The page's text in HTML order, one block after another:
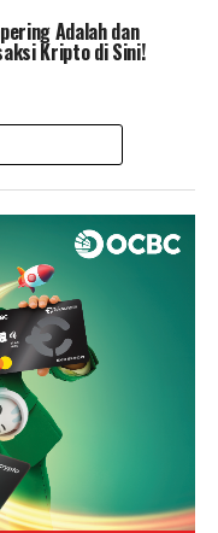
Adalah dan
Kripto di Sini!